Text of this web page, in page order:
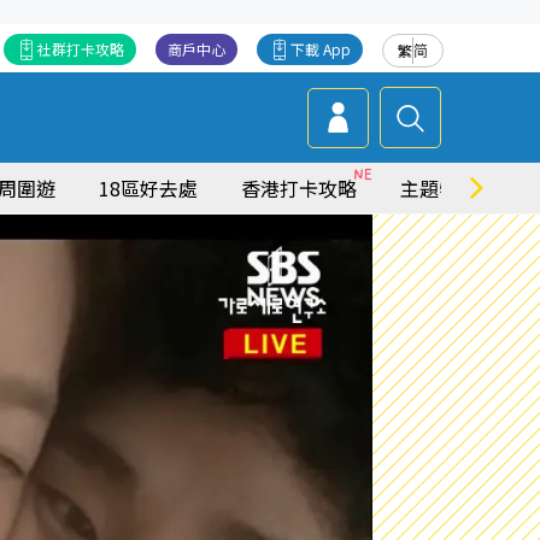
繁简
下載 App
商戶中心
社群打卡攻略
圍遊 18區好去處 香港打卡攻略 主題特集